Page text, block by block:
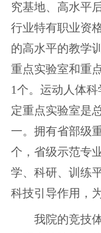
究基地、高水平
行业特有职业资
的高水平的教学
重点实验室和重
1个。运动人体
定重点实验室是
一。拥有省部级
个，省级示范专
学、科研、训练
科技引导作用，
我院的竞技体